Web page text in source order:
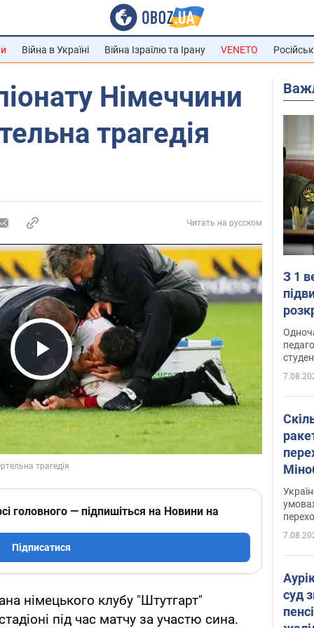
Війна в Україні Війна Ізраїлю та Ірану VENETO
Німеччини
трагедія
Читать на русском
Play Video
головного — підпишіться на Новини на
Підписатися
німецького клубу "Штутгарт"
під час матчу за участю сина.
З 1
суд